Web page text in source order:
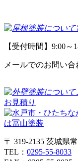
【受付時間】9:00
メールでのお問い合
お見積り
〒 319-2135 茨城県
TEL： 0295-55-8033